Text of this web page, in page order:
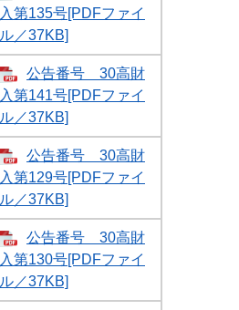
入第135号[PDFファイ
ル／37KB]
公告番号 30高財
入第141号[PDFファイ
ル／37KB]
公告番号 30高財
入第129号[PDFファイ
ル／37KB]
公告番号 30高財
入第130号[PDFファイ
ル／37KB]